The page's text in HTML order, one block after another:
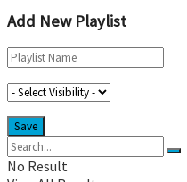
Add New Playlist
No Result